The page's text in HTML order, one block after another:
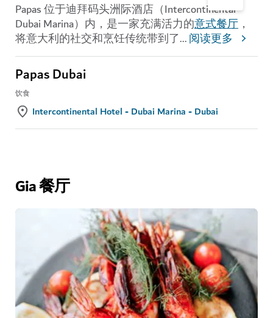
Papas 位于迪拜码头洲际酒店（Intercontinental
Dubai Marina）内，是一家充满活力的意式餐厅 ，
将意大利的社交和烹饪传统带到了...阅读更多
Papas Dubai
饮食
Intercontinental Hotel - Dubai Marina - Dubai
Gia 餐厅